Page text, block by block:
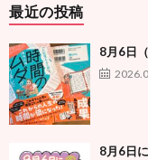
最近の投稿
8月6日
8月6日